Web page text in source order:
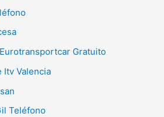
Gratuito
Itv Valencia
Teléfono